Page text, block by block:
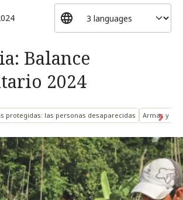
Balance
2024
protegidas: las personas desaparecidas Armas y